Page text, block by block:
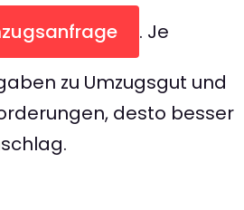
. Je
zu Umzugsgut und
desto besser